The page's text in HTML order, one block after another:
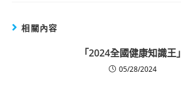
相關內容
「2024全國健康知識王」
05/28/2024